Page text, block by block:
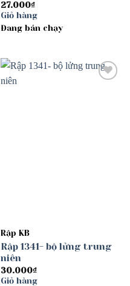
27.000₫
Giỏ hàng
Đang bán chạy
Rập KB
Rập 1341- bộ lửng trung
niên
30.000₫
Giỏ hàng